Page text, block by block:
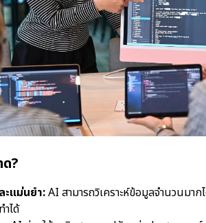
?
ะแม่นยำ:AI สามารถวิเคราะห์ข้อมูลจำนวนมา
ได้